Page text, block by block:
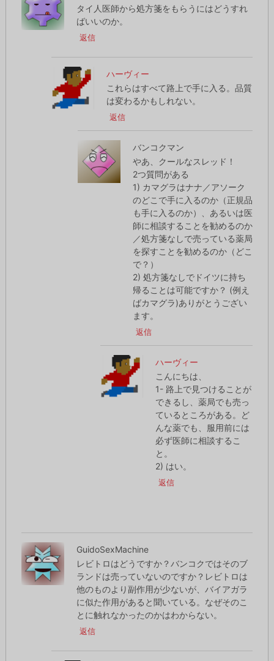
タイ人医師から処方箋をもらうにはどうすれ
ばいいのか。
返信
ハーヴィー
これらはすべて路上で手に入る。品質
は変わるかもしれない。
返信
バンコクマン
やあ、クールなスレッド！
2つ質問がある
1) カマグラはナナ／アソーク
のどこで手に入るのか（正規品
も手に入るのか）、あるいは医
師に相談することを勧めるのか
／処方箋なしで売っている薬局
を探すことを勧めるのか（どこ
で？）
2) 処方箋なしでドイツに持ち
帰ることは可能ですか？ (例え
ばカマグラ)ありがとうござい
ます。
返信
ハーヴィー
こんにちは、
1- 路上で見つけることが
できるし、薬局でも売っ
ているところがある。ど
んな薬でも、服用前には
必ず医師に相談するこ
と。
2) はい。
返信
GuidoSexMachine
レビトロはどうですか？バンコクではそのブ
ランドは売っていないのですか？レビトロは
他のものより副作用が少ないが、バイアガラ
に似た作用があると聞いている。なぜそのこ
とに触れなかったのかはわからない。
返信